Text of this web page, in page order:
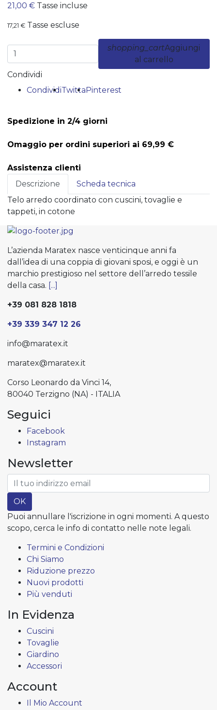
21,00 € Tasse incluse
17,21 € Tasse escluse
shopping_cartAggiungi
al carrello
Condividi
CondividiTwittaPinterest
Spedizione in 2/4 giorni
Omaggio per ordini superiori ai 69,99 €
Assistenza clienti
Descrizione
Scheda tecnica
Telo arredo coordinato con cuscini, tovaglie e
tappeti, in cotone
L’azienda Maratex nasce venticinque anni fa
dall’idea di una coppia di giovani sposi, e oggi è un
marchio prestigioso nel settore dell’arredo tessile
della casa. [...]
+39 081 828 1818
+39 339 347 12 26
info@maratex.it
maratex@maratex.it
Corso Leonardo da Vinci 14,
80040 Terzigno (NA) - ITALIA
Seguici
Facebook
Instagram
Newsletter
OK
Puoi annullare l'iscrizione in ogni momenti. A questo
scopo, cerca le info di contatto nelle note legali.
Termini e Condizioni
Chi Siamo
Riduzione prezzo
Nuovi prodotti
Più venduti
In Evidenza
Cuscini
Tovaglie
Giardino
Accessori
Account
Il Mio Account